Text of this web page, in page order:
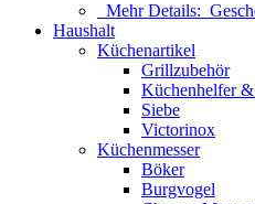
Mehr Details:
Haushalt
Küchenartikel
Grillzubehör
Küchenhelfer
Siebe
Victorinox
Küchenmesser
Böker
Burgvogel